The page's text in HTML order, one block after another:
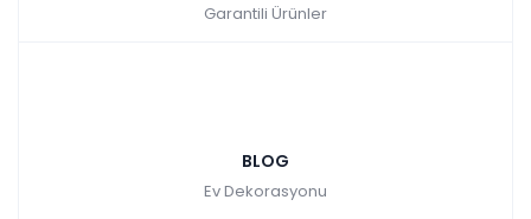
Garantili Ürünler
BLOG
Ev Dekorasyonu